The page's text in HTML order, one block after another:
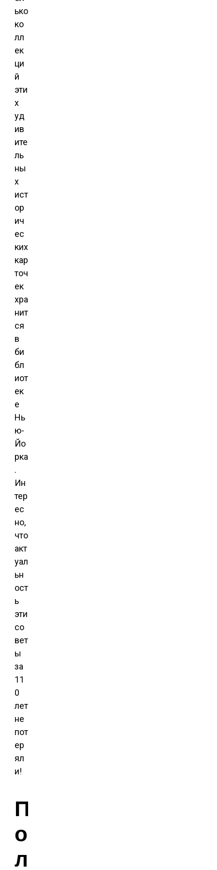
ько
ко
лл
ек
ци
й
эти
х
уд
ив
ите
ль
ны
х
ист
ор
ич
ес
ких
кар
точ
ек
хра
нит
ся
в
би
бл
иот
ек
е
Нь
ю-
Йо
рка
.
Ин
тер
ес
но,
что
акт
уал
ьн
ост
ь
эти
со
вет
ы
за
11
0
лет
не
пот
ер
ял
и!
П
о
л